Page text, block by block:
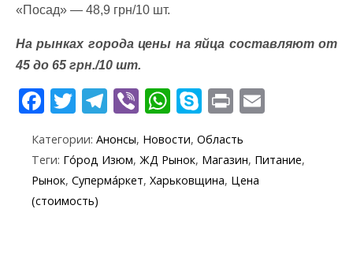
«Посад» — 48,9 грн/10 шт.
На рынках города цены на яйца составляют от
45 до 65 грн./10 шт.
F
e
b
o
T
itt
er
T
e
gr
Vi
er
W
at
s
S
k
y
p
Pr
t ai
Категории: Анонсы, Новости, Область
Теги: Го́род Изюм, ЖД Рынок, Магазин, Питание,
Рынок, Суперма́ркет, Харьковщина, Цена
(стоимость)